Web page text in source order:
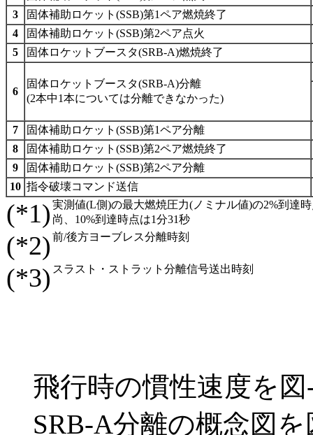
3
固体補助ロケット(SSB)第1ペア燃焼終了
4
固体補助ロケット(SSB)第2ペア点火
5
固体ロケットブースタ(SRB-A)燃焼終了
6
固体ロケットブースタ(SRB-A)分離
(2本中1本については分離できなかった)
7
固体補助ロケット(SSB)第1ペア分離
8
固体補助ロケット(SSB)第2ペア燃焼終了
9
固体補助ロケット(SSB)第2ペア分離
10 指令破壊コマンド送信
(*1) 実測値(L側)の最大燃焼圧力(ノミナル値)の2%到達
尚、10%到達時点は1分31秒
(*2) 前/後方ヨーブレス分離時刻
(*3) スラスト・ストラット分離信号送出時刻
飛行時の慣性速度を図
SRB-A分離の概念図を